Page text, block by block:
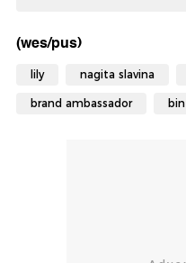
(wes/pus)
lily nagita slavina
brand ambassador